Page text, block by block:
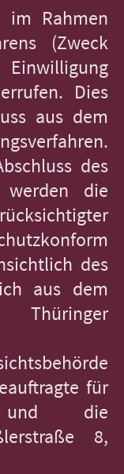
im Rahmen
(Zweck
Dies
aus dem
des
werden die
des
aus dem
Thüringer
für
und die
8,